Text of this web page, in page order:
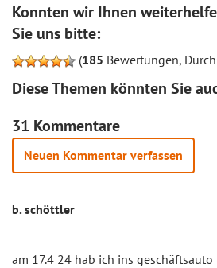
Konnten wir Ihnen
Sie uns bitte:
(185 Bewertungen,
Diese Themen könnten Sie
31 Kommentare
Neuen Kommentar verfassen
b. schöttler
am 17.4 24 hab ich ins